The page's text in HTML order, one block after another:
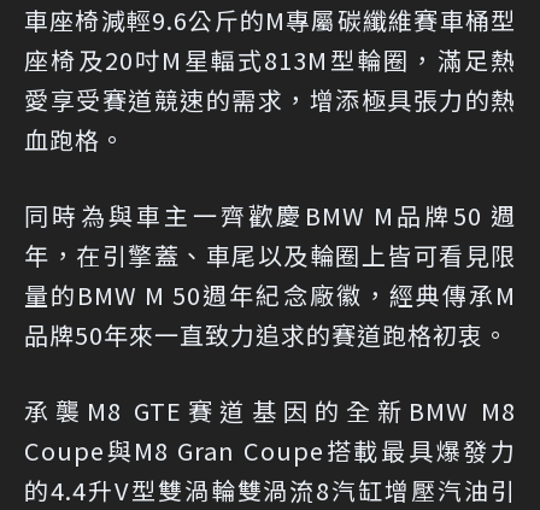
車座椅減輕9.6公斤的M專屬碳纖維賽車桶型
座椅及20吋M星輻式813M型輪圈，滿足熱
愛享受賽道競速的需求，增添極具張力的熱
血跑格。
同時為與車主一齊歡慶BMW M品牌50 週
年，在引擎蓋、車尾以及輪圈上皆可看見限
量的BMW M 50週年紀念廠徽，經典傳承M
品牌50年來一直致力追求的賽道跑格初衷。
承襲M8 GTE賽道基因的全新BMW M8
Coupe與M8 Gran Coupe搭載最具爆發力
的4.4升V型雙渦輪雙渦流8汽缸增壓汽油引